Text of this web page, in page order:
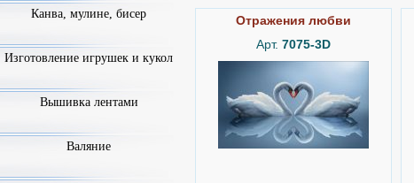
Отражения любви
Арт. 7075-3D
Канва, мулине, бисер
Изготовление игрушек и кукол
Вышивка лентами
Валяние